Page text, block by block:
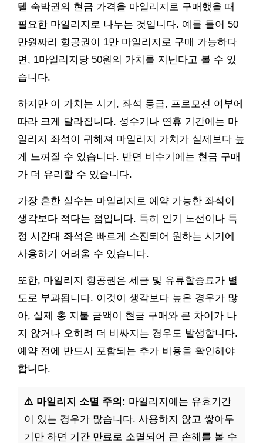
텔 숙박권의 현금 가격을 마일리지로 구매했을 때
필요한 마일리지로 나누는 것입니다. 예를 들어 50
만원짜리 항공권이 1만 마일리지로 구매 가능하다
면, 1마일리지당 50원의 가치를 지닌다고 볼 수 있
습니다.
하지만 이 가치는 시기, 좌석 등급, 프로모션 여부에
따라 크게 달라집니다. 성수기나 연휴 기간에는 마
일리지 좌석이 귀해져 마일리지 가치가 실제보다 높
게 느껴질 수 있습니다. 반면 비수기에는 현금 구매
가 더 유리할 수 있습니다.
가장 흔한 실수는 마일리지로 예약 가능한 좌석이
생각보다 적다는 점입니다. 특히 인기 노선이나 특
정 시간대 좌석은 빠르게 소진되어 원하는 시기에
사용하기 어려울 수 있습니다.
또한, 마일리지 항공권은 세금 및 유류할증료가 별
도로 부과됩니다. 이것이 생각보다 높은 경우가 많
아, 실제 총 지불 금액이 현금 구매와 큰 차이가 나
지 않거나 오히려 더 비싸지는 경우도 발생합니다.
예약 전에 반드시 포함되는 추가 비용을 확인해야
합니다.
⚠️ 마일리지 소멸 주의: 마일리지에는 유효기간
이 있는 경우가 많습니다. 사용하지 않고 쌓아두
기만 하면 기간 만료로 소멸되어 큰 손해를 볼 수